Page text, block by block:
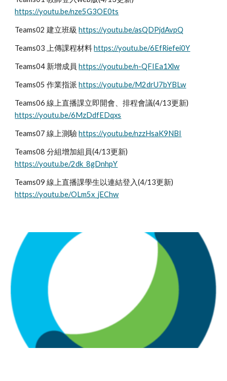
https://youtu.be/nze5G3OE0ts
Teams02 建立班級 https://youtu.be/asQDPjdAvpQ
Teams03 上傳課程材料 https://youtu.be/6EfRiefei0Y
Teams04 新增成員 https://youtu.be/n-QFIEa1Xlw
Teams05 作業指派 https://youtu.be/M2drU7bYBLw
https://youtu.be/6MzDdfEDqxs
Teams07 線上測驗 https://youtu.be/nzzHsaK9NBI
https://youtu.be/2dk_8gDnhpY
https://youtu.be/OLm5x_jEChw